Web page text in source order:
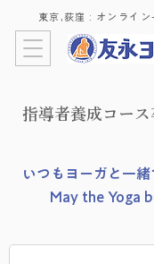
東京,荻窪 : ​オンライ
指導者養成コー
いつもヨーガと一
May the Yoga